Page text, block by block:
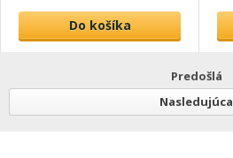
Do košíka
Predošlá
Nasledujúca